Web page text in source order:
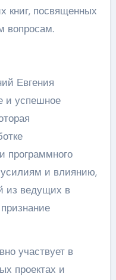
книг, посвященных
вопросам.
Евгения
и успешное
программного
усилиям и влиянию,
из ведущих в
участвует в
проектах и